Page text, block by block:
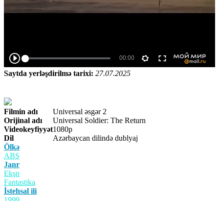
Saytda yerləşdirilmə tarixi: 27.07.2025
Filmin adı
Universal əsgər 2
Orijinal adı
Universal Soldier: The Return
Videokeyfiyyət1080p
Dil
Azərbaycan dilində dublyaj
Ölkə
ABŞ
Janr
Ekşn
Fantastika
İstehsal ili